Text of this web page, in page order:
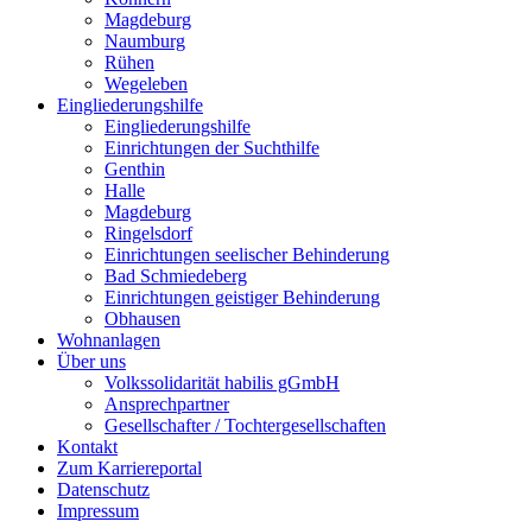
Magdeburg
Naumburg
Rühen
Wegeleben
Eingliederungshilfe
Eingliederungshilfe
Einrichtungen der Suchthilfe
Genthin
Halle
Magdeburg
Ringelsdorf
Einrichtungen seelischer Behinderung
Bad Schmiedeberg
Einrichtungen geistiger Behinderung
Obhausen
Wohnanlagen
Über uns
Volkssolidarität habilis gGmbH
Ansprechpartner
Gesellschafter / Tochtergesellschaften
Kontakt
Zum Karriereportal
Datenschutz
Impressum